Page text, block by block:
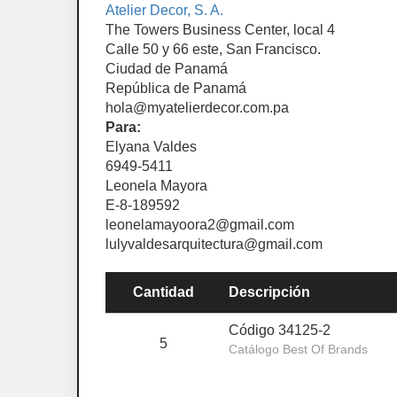
Atelier Decor, S. A.
The Towers Business Center, local 4
Calle 50 y 66 este, San Francisco.
Ciudad de Panamá
República de Panamá
hola@myatelierdecor.com.pa
Para:
Elyana Valdes
6949-5411
Leonela Mayora
E-8-189592
leonelamayoora2@gmail.com
lulyvaldesarquitectura@gmail.com
Cantidad Descripción
5
Código 34125-2
Catálogo Best Of Brands